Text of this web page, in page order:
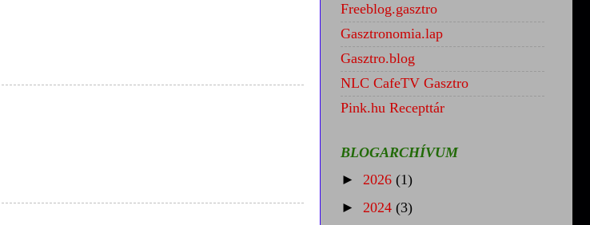
Freeblog.gasztro
Gasztronomia.lap
Gasztro.blog
NLC CafeTV Gasztro
Pink.hu Recepttár
BLOGARCHÍVUM
► 2026 (1)
► 2024 (3)